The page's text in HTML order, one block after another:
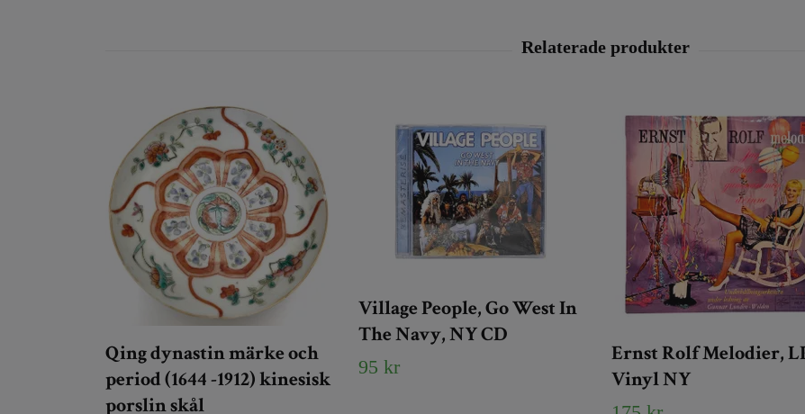
Qing dynastin märke och
period (1644 -1912) kinesisk
porslin skål
Village People, Go West In
The Navy, NY CD
95 kr
Ernst Rolf Melodier,
Vinyl NY